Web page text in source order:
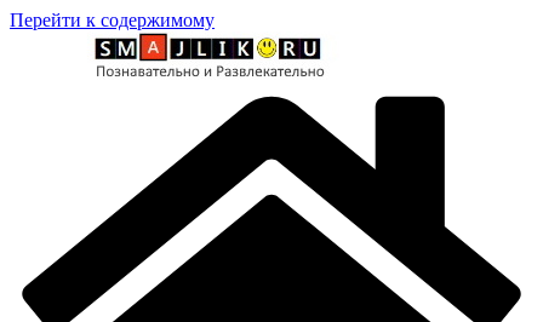
Перейти к содержимому